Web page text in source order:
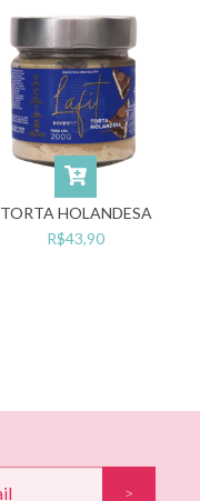
TORTA HOLANDESA
R$43,90